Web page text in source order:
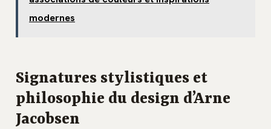
modernes
Signatures stylistiques et
philosophie du design d’Arne
Jacobsen